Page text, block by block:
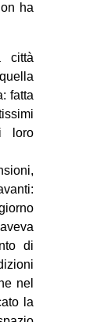
ha
città
fatta
loro
di
nel
la